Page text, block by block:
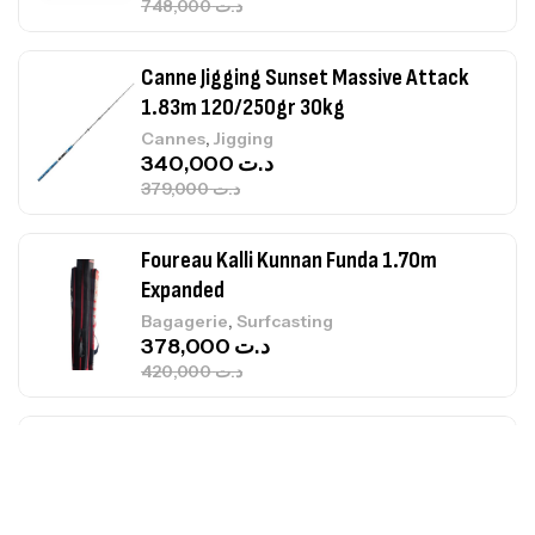
د.ت748,000
Canne Jigging Sunset Massive Attack
1.83m 120/250gr 30kg
Cannes,Jigging
د.ت379,000
د.ت
Foureau Kalli Kunnan Funda 1.70m
Expanded
Bagagerie, Surfcasting
د.ت420,000
د.ت